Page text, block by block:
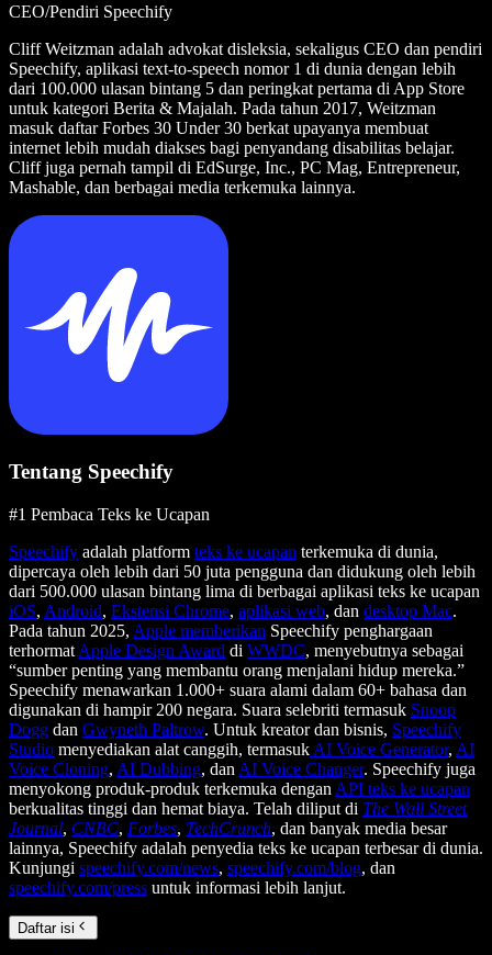
CEO/Pendiri Speechify
Cliff Weitzman adalah advokat disleksia, sekaligus CEO dan pendiri
Speechify, aplikasi text-to-speech nomor 1 di dunia dengan lebih
dari 100.000 ulasan bintang 5 dan peringkat pertama di App Store
untuk kategori Berita & Majalah. Pada tahun 2017, Weitzman
masuk daftar Forbes 30 Under 30 berkat upayanya membuat
internet lebih mudah diakses bagi penyandang disabilitas belajar.
Cliff juga pernah tampil di EdSurge, Inc., PC Mag, Entrepreneur,
Mashable, dan berbagai media terkemuka lainnya.
Tentang Speechify
#1 Pembaca Teks ke Ucapan
Speechify adalah platform teks ke ucapan terkemuka di dunia,
dipercaya oleh lebih dari 50 juta pengguna dan didukung oleh lebih
dari 500.000 ulasan bintang lima di berbagai aplikasi teks ke ucapan
iOS, Android, Ekstensi Chrome, aplikasi web, dan desktop Mac.
Pada tahun 2025, Apple memberikan Speechify penghargaan
terhormat Apple Design Award di WWDC, menyebutnya sebagai
“sumber penting yang membantu orang menjalani hidup mereka.”
Speechify menawarkan 1.000+ suara alami dalam 60+ bahasa dan
digunakan di hampir 200 negara. Suara selebriti termasuk Snoop
Dogg dan Gwyneth Paltrow. Untuk kreator dan bisnis, Speechify
Studio menyediakan alat canggih, termasuk AI Voice Generator, AI
Voice Cloning, AI Dubbing, dan AI Voice Changer. Speechify juga
menyokong produk-produk terkemuka dengan API teks ke ucapan
berkualitas tinggi dan hemat biaya. Telah diliput di The Wall Street
Journal, CNBC, Forbes, TechCrunch, dan banyak media besar
lainnya, Speechify adalah penyedia teks ke ucapan terbesar di dunia.
Kunjungi speechify.com/news, speechify.com/blog, dan
speechify.com/press untuk informasi lebih lanjut.
Daftar isi